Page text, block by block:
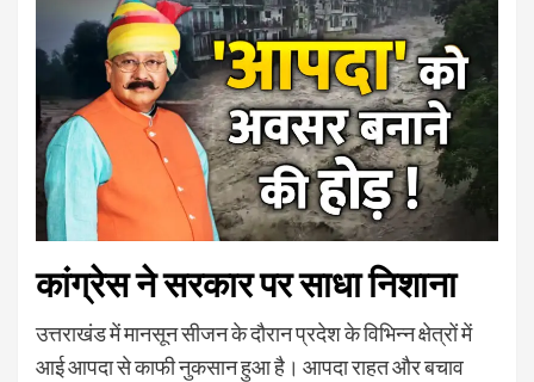
कांग्रेस ने सरकार पर साधा निशाना
उत्तराखंड में मानसून सीजन के दौरान प्रदेश के विभिन्न क्षेत्रों में
आई आपदा से काफी नुकसान हुआ है। आपदा राहत और बचाव